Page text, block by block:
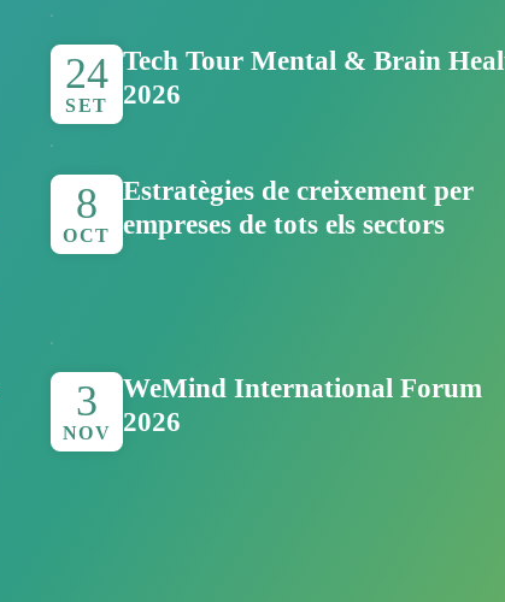
24
SET
Tech Tour Mental & Brain
2026
8
OCT
Estratègies de creixement per
empreses de tots els sectors
3
NOV
WeMind International Forum
2026